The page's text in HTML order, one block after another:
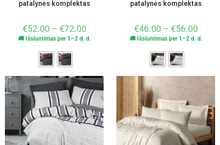
patalynės komplektas
€52.00 – €72.00
🚚 Išsiuntimas per 1–2 d. d.
patalynės komplektas
€46.00 – €56.00
🚚 Išsiuntimas per 1–2 d. d.